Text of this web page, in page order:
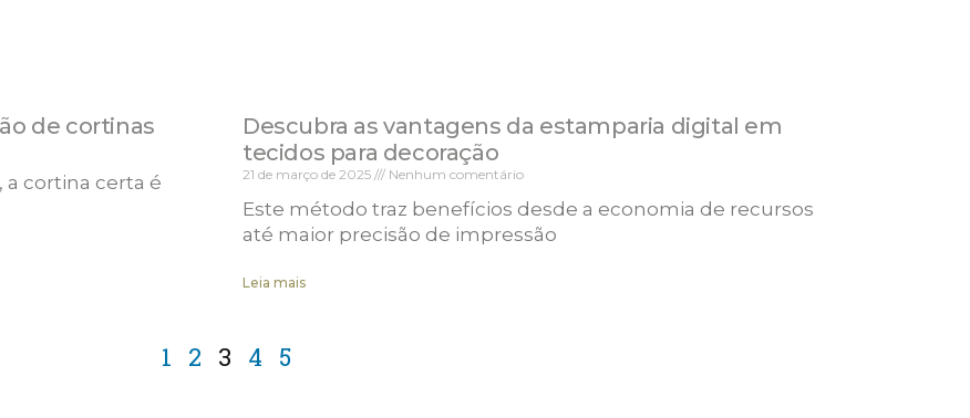
de cortinas
cortina certa é
Descubra as vantagens da estamparia digital em
tecidos para decoração
21 de março de 2025 Nenhum comentário
Este método traz benefícios desde a economia de recursos
até maior precisão de impressão
Leia mais
1 2 3 4 5